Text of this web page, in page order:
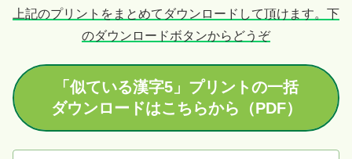
上記のプリントをまとめてダウンロードして頂けます。下
のダウンロードボタンからどうぞ
「似ている漢字5」プリントの一括
ダウンロードはこちらから（PDF）